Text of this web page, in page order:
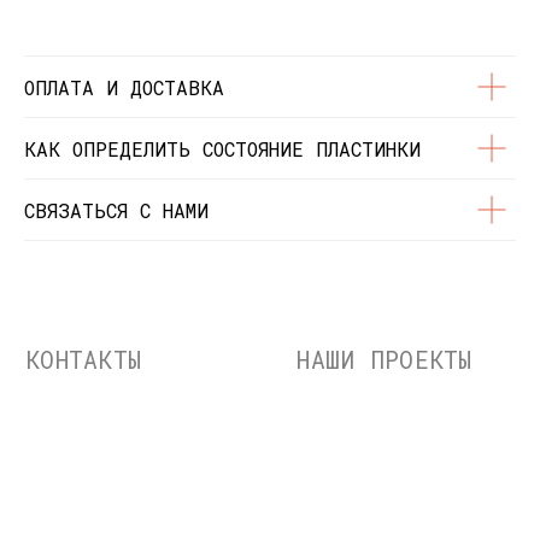
ОПЛАТА И ДОСТАВКА
КАК ОПРЕДЕЛИТЬ СОСТОЯНИЕ ПЛАСТИНКИ
СВЯЗАТЬСЯ С НАМИ
323774600664115, ИНН: 771597260331